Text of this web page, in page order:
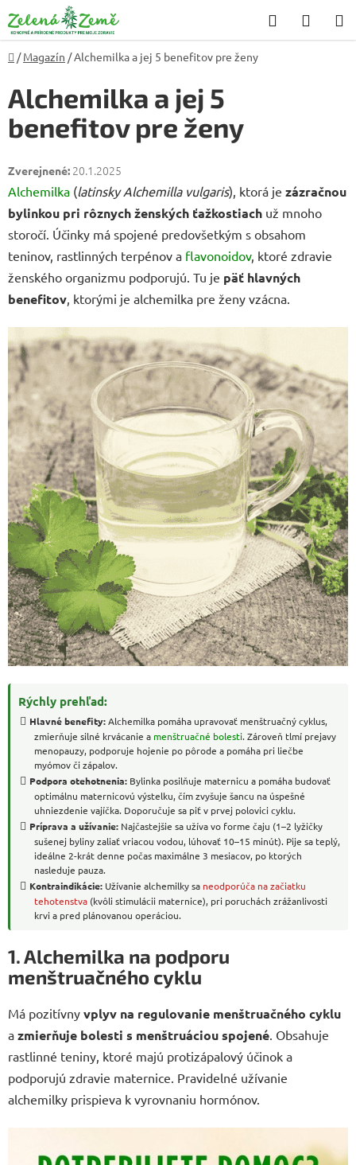
na
obsah
Hľadať
KOŠÍK
Domov
/ Magazín /Alchemilka a jej 5 benefitov pre ženy
Alchemilka a jej 5
benefitov pre ženy
20.1.2025
Alchemilka (latinsky Alchemilla vulgaris), ktorá je zázračnou
bylinkou pri rôznych ženských ťažkostiach už mnoho
storočí. Účinky má spojené predovšetkým s obsahom
teninov, rastlinných terpénov a flavonoidov, ktoré zdravie
ženského organizmu podporujú. Tu je päť hlavných
benefitov, ktorými je alchemilka pre ženy vzácna.
Rýchly prehľad:
Hlavné benefity:Alchemilka pomáha upravovať menštruačný cyklus,
zmierňuje silné krvácanie a menštruačné bolesti. Zároveň tlmí prejavy
menopauzy, podporuje hojenie po pôrode a pomáha pri liečbe
myómov či zápalov.
Podpora otehotnenia: Bylinka posilňuje maternicu a pomáha budovať
optimálnu maternicovú výstelku, čím zvyšuje šancu na úspešné
uhniezdenie vajíčka. Doporučuje sa piť v prvej polovici cyklu.
Príprava a užívanie: Najčastejšie sa užíva vo forme čaju (1–2 lyžičky
sušenej byliny zaliať vriacou vodou, lúhovať 10–15 minút). Pije sa teplý,
ideálne 2-krát denne počas maximálne 3 mesiacov, po ktorých
nasleduje pauza.
Kontraindikácie: Užívanie alchemilky sa neodporúča na začiatku
tehotenstva (kvôli stimulácii maternice), pri poruchách zrážanlivosti
krvi a pred plánovanou operáciou.
1. Alchemilka na podporu
menštruačného cyklu
Má pozitívny vplyv na regulovanie menštruačného cyklu
a zmierňuje bolesti s menštruáciou spojené. Obsahuje
rastlinné teniny, ktoré majú protizápalový účinok a
podporujú zdravie maternice. Pravidelné užívanie
alchemilky prispieva k vyrovnaniu hormónov.